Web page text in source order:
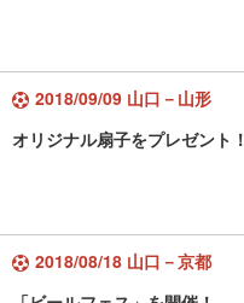
2018/09/09 山口－山形
オリジナル扇子をプレゼント！
2018/08/18 山口－京都